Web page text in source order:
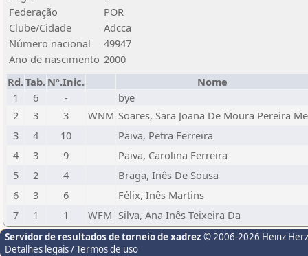
Federação
POR
Clube/Cidade
Adcca
Número nacional
49947
Ano de nascimento 2000
Rd.Tab. Nº.Inic.
Nome
1
6 -
bye
2
3 3 WNM Soares, Sara Joana De Moura Pereira Me
3
4 10
Paiva, Petra Ferreira
4
3 9
Paiva, Carolina Ferreira
5
2 4
Braga, Inês De Sousa
6
3 6
Félix, Inês Martins
7
1 1 WFM Silva, Ana Inês Teixeira Da
Servidor de resultados de torneio de xadrez © 2006-2026 Heinz
Detalhes legais / Termos de uso